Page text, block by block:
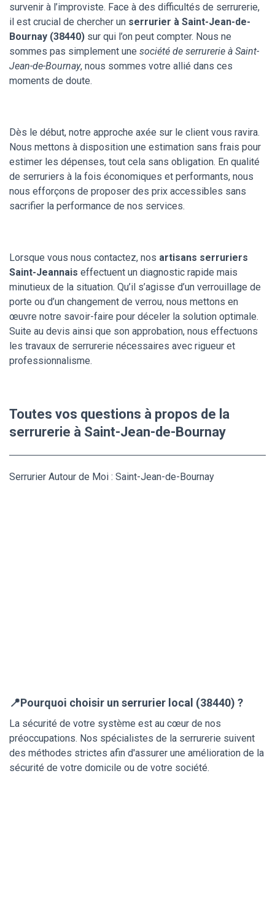
survenir à l’improviste. Face à des difficultés de serrurerie,
il est crucial de chercher un serrurier à Saint-Jean-de-
Bournay (38440) sur qui l’on peut compter. Nous ne
sommes pas simplement une société de serrurerie à Saint-
Jean-de-Bournay, nous sommes votre allié dans ces
moments de doute.
Dès le début, notre approche axée sur le client vous ravira.
Nous mettons à disposition une estimation sans frais pour
estimer les dépenses, tout cela sans obligation. En qualité
de serruriers à la fois économiques et performants, nous
nous efforçons de proposer des prix accessibles sans
sacrifier la performance de nos services.
Lorsque vous nous contactez, nos artisans serruriers
Saint-Jeannais effectuent un diagnostic rapide mais
minutieux de la situation. Qu’il s’agisse d’un verrouillage de
porte ou d’un changement de verrou, nous mettons en
œuvre notre savoir-faire pour déceler la solution optimale.
Suite au devis ainsi que son approbation, nous effectuons
les travaux de serrurerie nécessaires avec rigueur et
professionnalisme.
Toutes vos questions à propos de la
serrurerie à Saint-Jean-de-Bournay
Serrurier Autour de Moi : Saint-Jean-de-Bournay
📍Pourquoi choisir un serrurier local (38440) ?
La sécurité de votre système est au cœur de nos
préoccupations. Nos spécialistes de la serrurerie suivent
des méthodes strictes afin d'assurer une amélioration de la
sécurité de votre domicile ou de votre société.